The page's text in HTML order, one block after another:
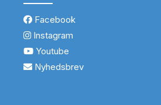
Facebook
Instagram
Youtube
Nyhedsbrev